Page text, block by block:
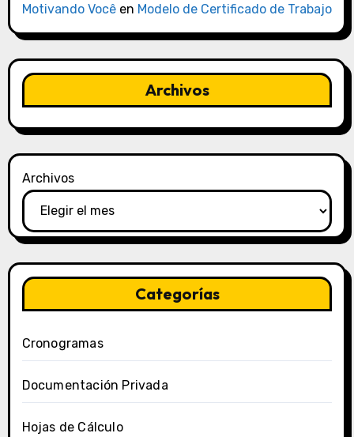
Motivando Vocêen Modelo de Certificado de Trabajo
Archivos
Archivos
Categorías
Cronogramas
Documentación Privada
Hojas de Cálculo